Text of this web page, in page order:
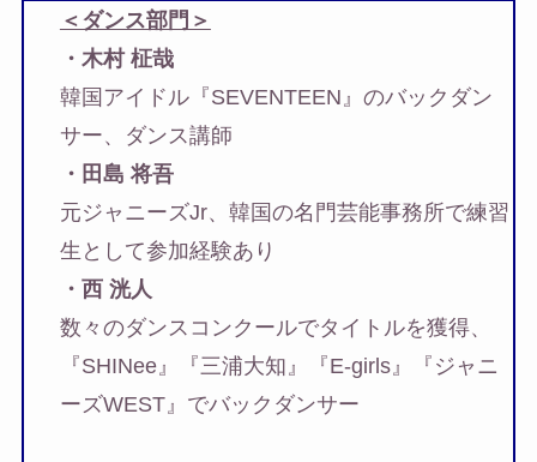
＜ダンス部門＞
・木村 柾哉
韓国アイドル『SEVENTEEN』のバックダン
サー、ダンス講師
・田島 将吾
元ジャニーズJr、韓国の名門芸能事務所で練習
生として参加経験あり
・西 洸人
数々のダンスコンクールでタイトルを獲得、
『SHINee』『三浦大知』『E-girls』『ジャニ
ーズWEST』でバックダンサー